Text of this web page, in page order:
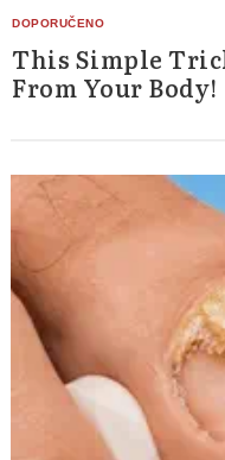
This Simple
From Your Body!